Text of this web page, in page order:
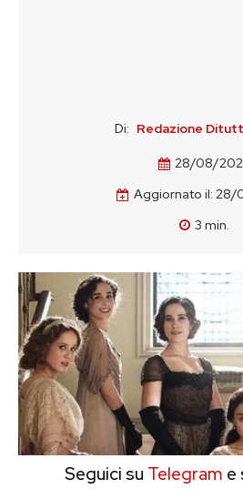
Di: Redazione
28/08/
Aggiornato il: 28/
3 min.
Seguici su Telegram e